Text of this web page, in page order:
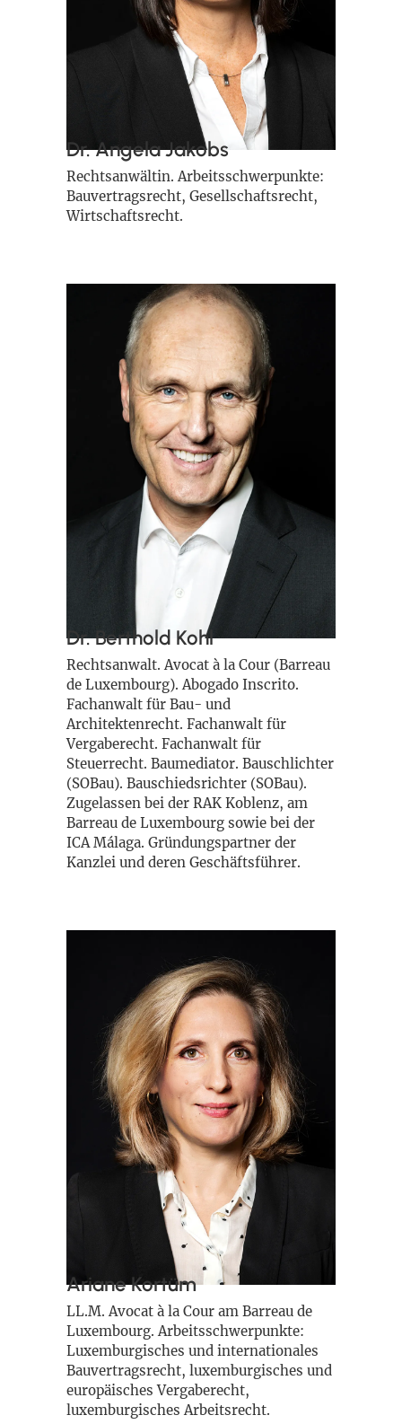
Dr. Angela Jakobs
Rechtsanwältin. Arbeitsschwerpunkte:
Bauvertragsrecht, Gesellschaftsrecht,
Wirtschaftsrecht.
Dr. Berthold Kohl
Rechtsanwalt. Avocat à la Cour (Barreau
de Luxembourg). Abogado Inscrito.
Fachanwalt für Bau- und
Architektenrecht. Fachanwalt für
Vergaberecht. Fachanwalt für
Steuerrecht. Baumediator. Bauschlichter
(SOBau). Bauschiedsrichter (SOBau).
Zugelassen bei der RAK Koblenz, am
Barreau de Luxembourg sowie bei der
ICA Málaga. Gründungspartner der
Kanzlei und deren Geschäftsführer.
Ariane Kortüm
LL.M. Avocat à la Cour am Barreau de
Luxembourg. Arbeitsschwerpunkte:
Luxemburgisches und internationales
Bauvertragsrecht, luxemburgisches und
europäisches Vergaberecht,
luxemburgisches Arbeitsrecht.